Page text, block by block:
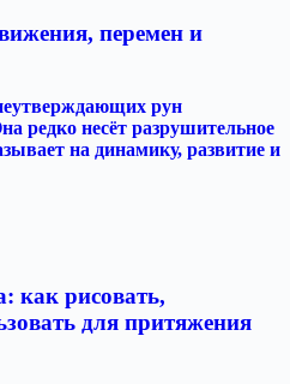
перемен и
рун
редко несёт разрушительное
на динамику, развитие и
как рисовать,
для притяжения